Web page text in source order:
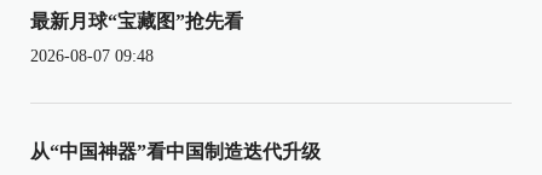
最新月球“宝藏图”抢先看
2026-08-07 09:48
从“中国神器”看中国制造迭代升级